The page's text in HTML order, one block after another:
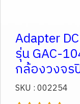
Adapter
รุ่น GAC-
กล้องวงจร
SKU : 002254